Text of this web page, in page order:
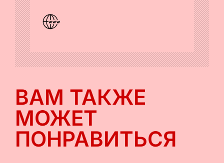
ВАМ ТАКЖЕ
МОЖЕТ
ПОНРАВИТЬСЯ